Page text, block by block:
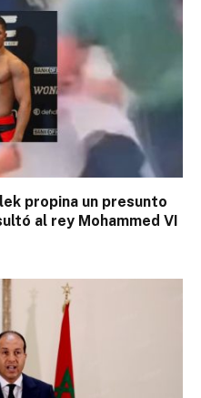
propina un presunto
al rey Mohammed VI